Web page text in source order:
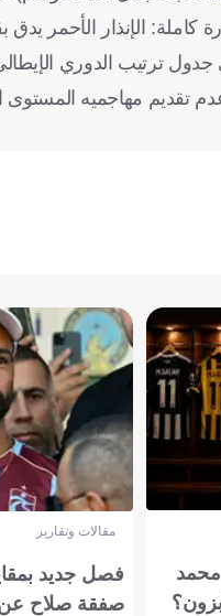
كاملة: الإنذار الأحمر
التهديفي، وعدم تقديم
مقالات وتقارير
فصل جديد
صفقة صلاح